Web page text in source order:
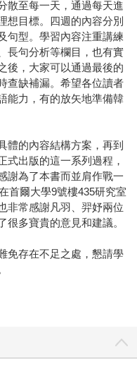
散至每一天，通過每天進
想目標。四週的內容分別
句型。學習內容注重講練
長句分析等欄目，也有實
後，大家可以通過最後的
查缺補漏。希望各位讀者
能力，有的放矢地準備韓
體的內容結構方案，再到
式出版的這一系列過程，
謝為了本書而並肩作戰一
首爾大學9號樓435研究室
非常感謝凡羽、羿妤兩位
多寶貴的意見和建議。
免存在不足之處，懇請學